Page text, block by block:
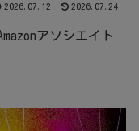
2026.07.12 2026.07.24
アソシエイト